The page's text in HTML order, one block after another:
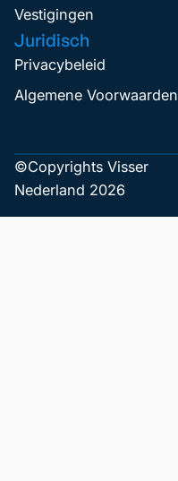
Vestigingen
Juridisch
Privacybeleid
Algemene Voorwaarden
©Copyrights Visser
Nederland 2026